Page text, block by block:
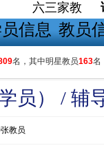
六三家教
信息 教员
名，其中明星教员163名
员） / 辅
教员